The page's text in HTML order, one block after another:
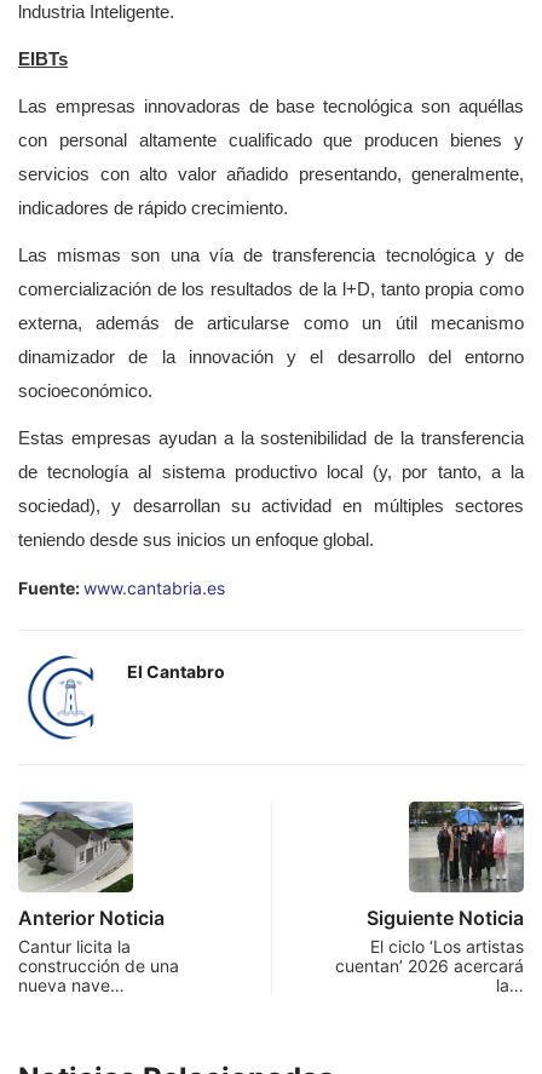
lndustria Inteligente.
EIBTs
Las empresas innovadoras de base tecnológica son aquéllas
con personal altamente cualificado que producen bienes y
servicios con alto valor añadido presentando, generalmente,
indicadores de rápido crecimiento.
Las mismas son una vía de transferencia tecnológica y de
comercialización de los resultados de la l+D, tanto propia como
externa, además de articularse como un útil mecanismo
dinamizador de la innovación y el desarrollo del entorno
socioeconómico.
Estas empresas ayudan a la sostenibilidad de la transferencia
de tecnología al sistema productivo local (y, por tanto, a la
sociedad), y desarrollan su actividad en múltiples sectores
teniendo desde sus inicios un enfoque global.
Fuente:www.cantabria.es
El Cantabro
Anterior Noticia
Cantur licita la
construcción de una
nueva nave…
Siguiente Noticia
El ciclo ‘Los artistas
cuentan’ 2026 acercará
la…